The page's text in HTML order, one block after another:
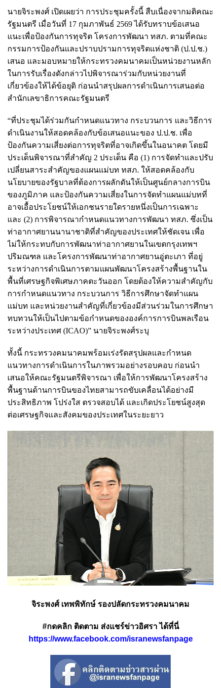
นายจิระพงศ์ เปิดเผยว่า การประชุมครั้งนี้ สืบเนื่องจากมติคณะ
รัฐมนตรี เมื่อวันที่ 17 กุมภาพันธ์ 2569 ได้รับทราบข้อเสนอ
แนะเพื่อป้องกันการทุจริต โครงการพัฒนา ทสภ. ตามที่คณะ
กรรมการป้องกันและปราบปรามการทุจริตแห่งชาติ (ป.ป.ช.)
เสนอ และมอบหมายให้กระทรวงคมนาคมเป็นหน่วยงานหลัก
ในการรับเรื่องดังกล่าวไปพิจารณาร่วมกับหน่วยงานที่
เกี่ยวข้องให้ได้ข้อยุติ ก่อนนำสรุปผลการดำเนินการเสนอต่อ
สำนักเลขาธิการคณะรัฐมนตรี
“ที่ประชุมได้ร่วมกันกำหนดแนวทาง กระบวนการ และวิธีการ
ดำเนินงานให้สอดคล้องกับข้อเสนอแนะของ ป.ป.ช. เพื่อ
ป้องกันความเสี่ยงต่อการทุจริตที่อาจเกิดขึ้นในอนาคต โดยมี
ประเด็นพิจารณาที่สำคัญ 2 ประเด็น คือ (1) การจัดทำและปรับ
เปลี่ยนสาระสำคัญของแผนแม่บท ทสภ. ให้สอดคล้องกับ
นโยบายของรัฐบาลที่ต้องการผลักดันให้เป็นศูนย์กลางการบิน
ของภูมิภาค และป้องกันความเสี่ยงในการจัดทำแผนแม่บทที่
อาจเอื้อประโยชน์ให้เอกชนรายใดรายหนึ่งเป็นการเฉพาะ
และ (2) การพิจารณากำหนดแนวทางการพัฒนา ทสภ. ซึ่งเป็น
ท่าอากาศยานนานาชาติที่สำคัญของประเทศให้ชัดเจน เพื่อ
ไม่ให้กระทบกับการพัฒนาท่าอากาศยานในเขตกรุงเทพฯ
ปริมณฑล และโครงการพัฒนาท่าอากาศยานอู่ตะเภา ที่อยู่
ระหว่างการดำเนินการตามแผนพัฒนาโครงสร้างพื้นฐานใน
พื้นที่เศรษฐกิจพิเศษภาคตะวันออก โดยต้องให้ความสำคัญกับ
การกำหนดแนวทาง กระบวนการ วิธีการศึกษาจัดทำแผน
แม่บท และหน่วยงานสำคัญที่เกี่ยวข้องมีส่วนร่วมในการศึกษา
ทบทวนให้เป็นไปตามข้อกำหนดขององค์การการบินพลเรือน
ระหว่างประเทศ (ICAO)” นายจิระพงศ์ระบุ
ทั้งนี้ กระทรวงคมนาคมพร้อมเร่งรัดสรุปผลและกำหนด
แนวทางการดำเนินการในภาพรวมอย่างรอบคอบ ก่อนนำ
เสนอให้คณะรัฐมนตรีพิจารณา เพื่อให้การพัฒนาโครงสร้าง
พื้นฐานด้านการบินของไทยสามารถขับเคลื่อนได้อย่างมี
ประสิทธิภาพ โปร่งใส ตรวจสอบได้ และเกิดประโยชน์สูงสุด
ต่อเศรษฐกิจและสังคมของประเทศในระยะยาว
จิระพงศ์ เทพพิทักษ์ รองปลัดกระทรวงคมนาคม
#กดคลิก ติดตาม ส่งแชร์ข่าวอิศรา ได้ที่นี่
https://www.facebook.com/isranewsfanpage